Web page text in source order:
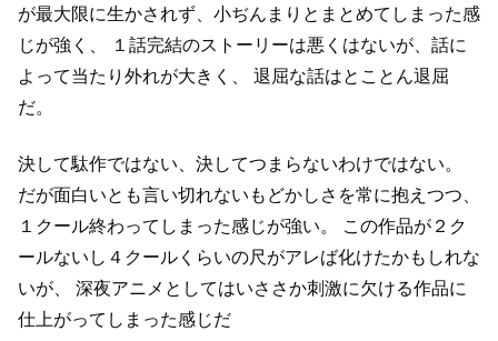
が最大限に生かされず、小ぢんまりとまとめてしまった感
じが強く、
１話完結のストーリーは悪くはないが、話に
よって当たり外れが大きく、
退屈な話はとことん退屈
だ。
決して駄作ではない、決してつまらないわけではない。
だが面白いとも言い切れないもどかしさを常に抱えつつ、
１クール終わってしまった感じが強い。
この作品が２ク
ールないし４クールくらいの尺がアレば化けたかもしれな
いが、
深夜アニメとしてはいささか刺激に欠ける作品に
仕上がってしまった感じだ